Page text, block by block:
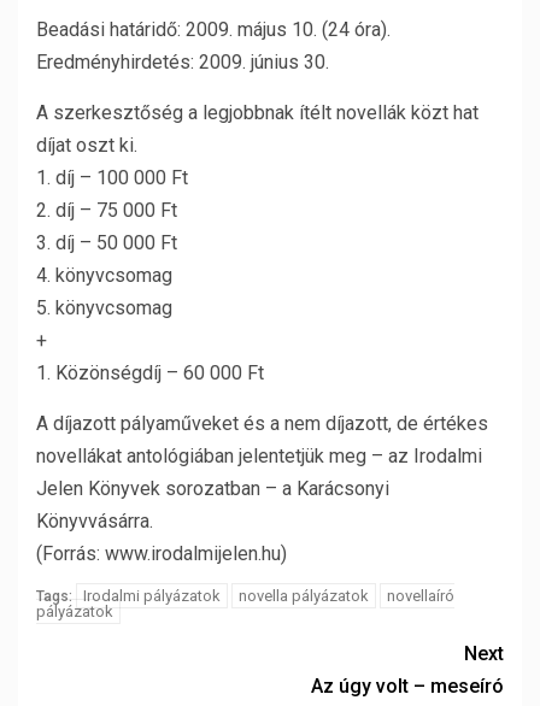
Beadási határidő: 2009. május 10. (24 óra).
Eredményhirdetés: 2009. június 30.
A szerkesztőség a legjobbnak ítélt novellák közt hat
díjat oszt ki.
1. díj – 100 000 Ft
2. díj – 75 000 Ft
3. díj – 50 000 Ft
4. könyvcsomag
5. könyvcsomag
+
1. Közönségdíj – 60 000 Ft
A díjazott pályaműveket és a nem díjazott, de értékes
novellákat antológiában jelentetjük meg – az Irodalmi
Jelen Könyvek sorozatban – a Karácsonyi
Könyvvásárra.
(Forrás: www.irodalmijelen.hu)
Tags: Irodalmi pályázatok novella pályázatok
novellaíró
pályázatok
Next
Az úgy volt – meseíró